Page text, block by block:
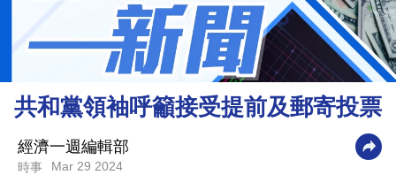
樓
市
財
商
業
共和黨領袖呼籲接受提前及郵寄投票
經濟一週編輯部
時事 Mar 29 2024